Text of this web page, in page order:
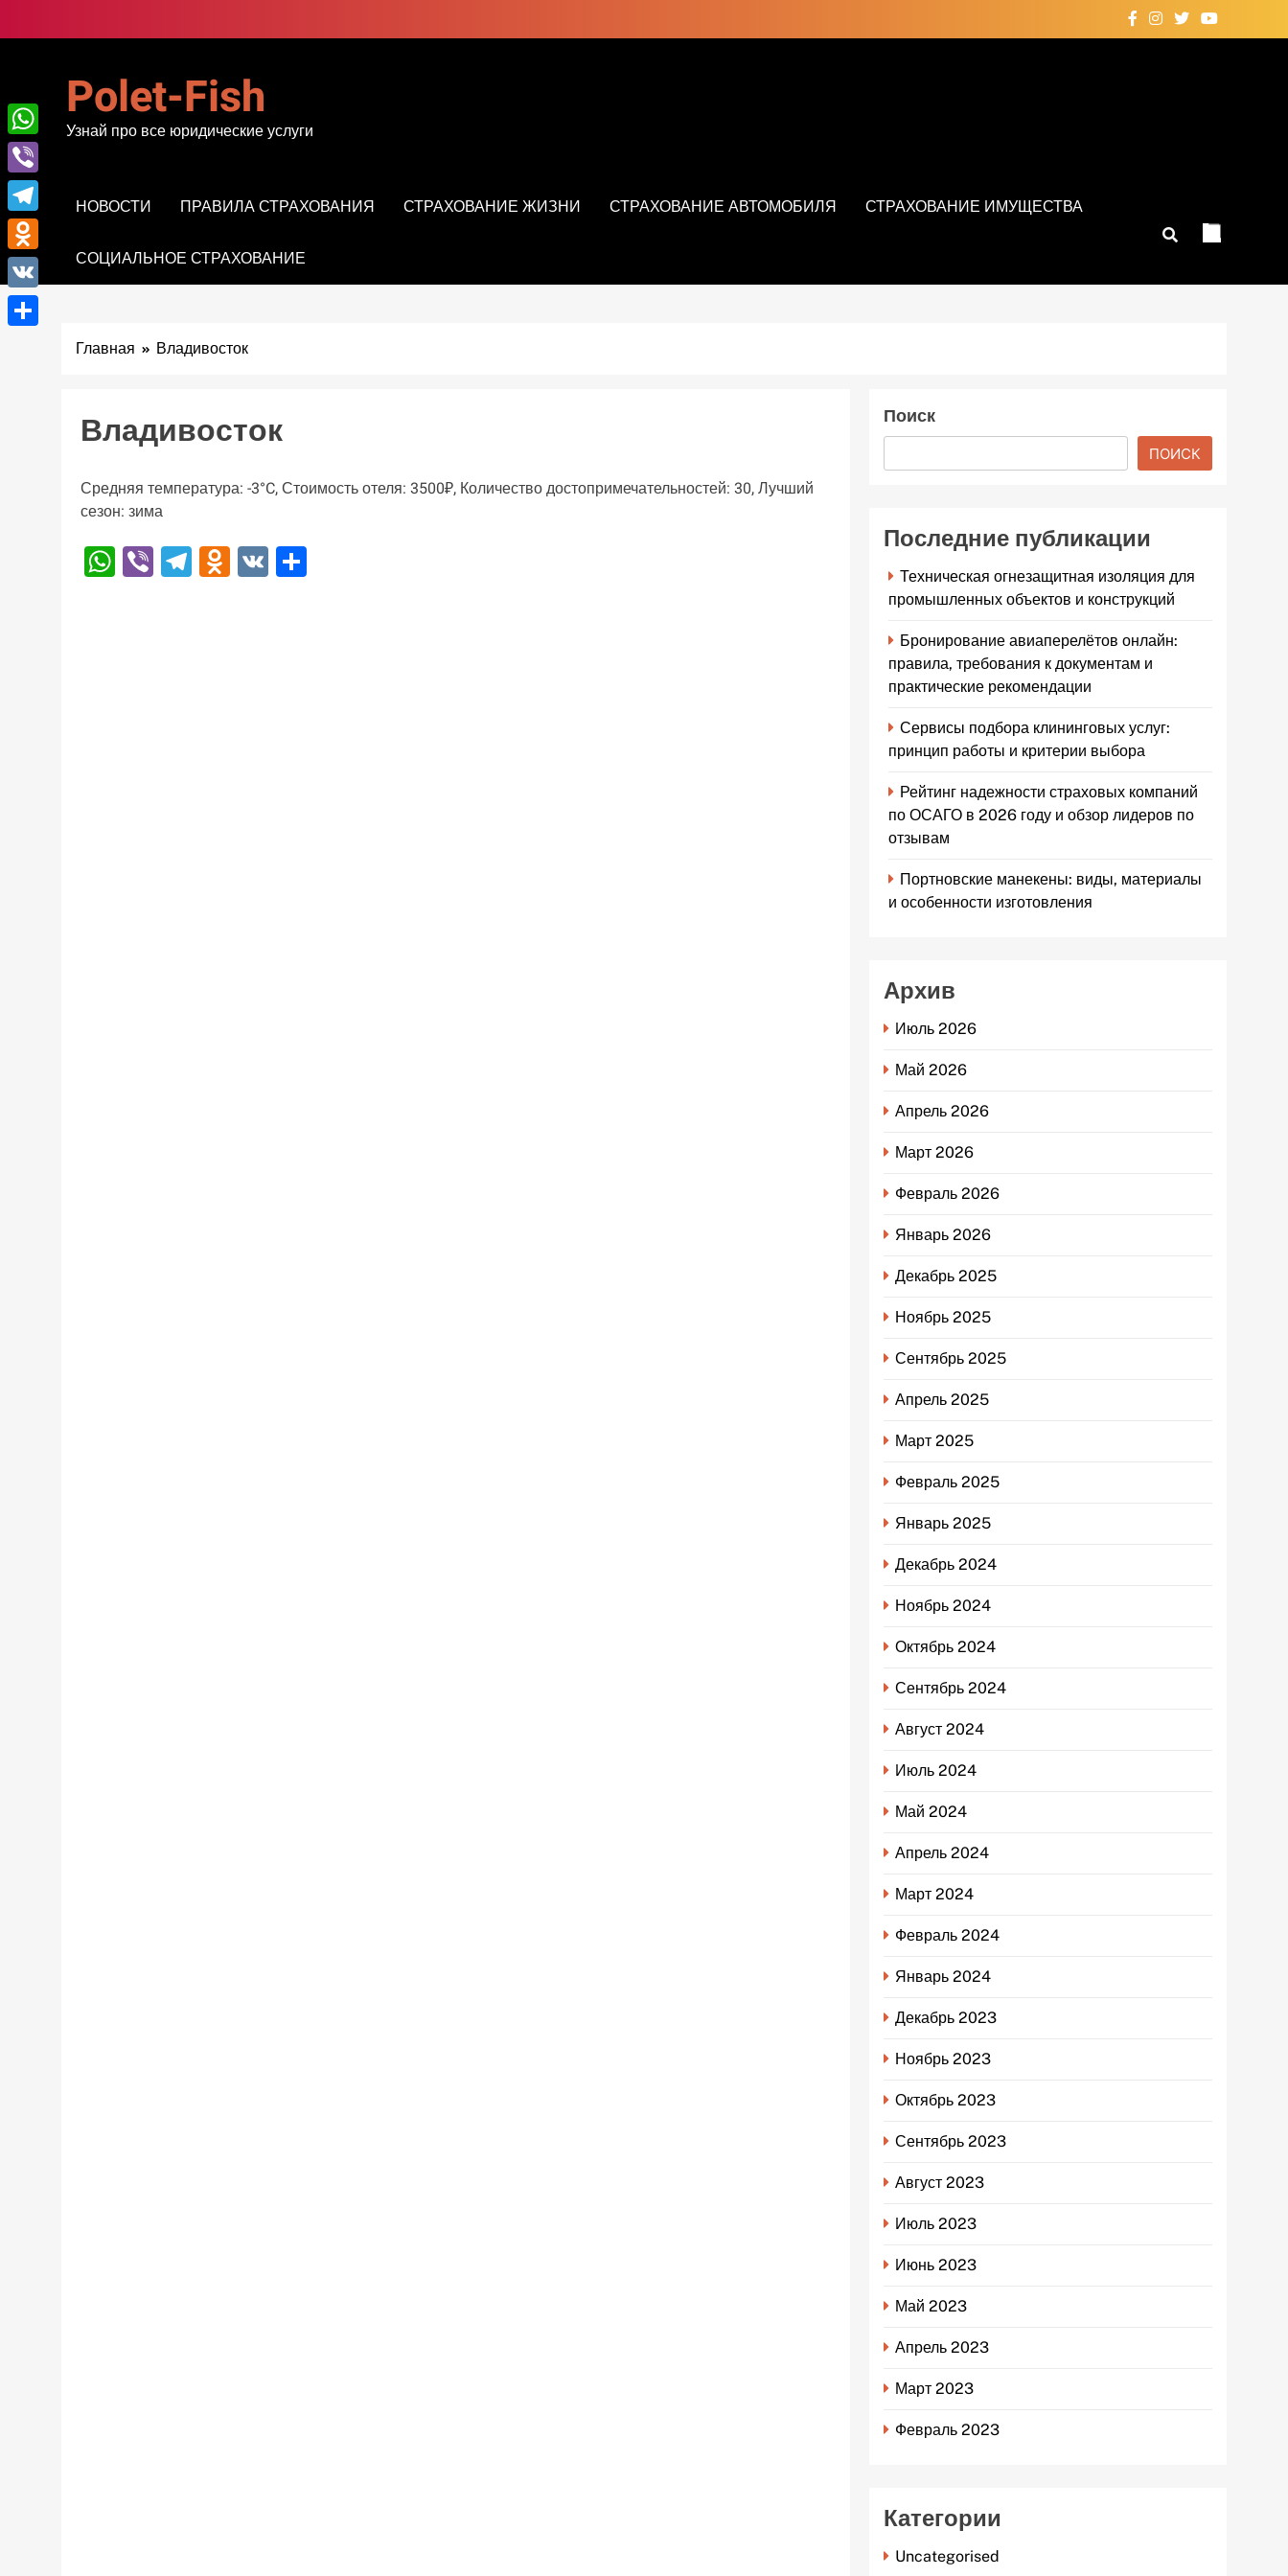
к
Polet-Fish
Узнай про все юридические услуги
НОВОСТИ ПРАВИЛА СТРАХОВАНИЯ СТРАХОВАНИЕ ЖИЗНИ СТРАХОВАНИЕ АВТОМОБИЛЯ СТРАХОВАНИЕ ИМУЩЕСТВА
СОЦИАЛЬНОЕ СТРАХОВАНИЕ
Главная Владивосток
Владивосток
Средняя температура: -3°C, Стоимость отеля: 3500₽, Количество достопримечательностей: 30, Лучший
сезон: зима
WhatsApp
ViberTelegram
Odnoklassniki
VK
Поиск
ПОИСК
Последние публикации
Техническая огнезащитная изоляция для
промышленных объектов и конструкций
Бронирование авиаперелётов онлайн:
правила, требования к документам и
практические рекомендации
Сервисы подбора клининговых услуг:
принцип работы и критерии выбора
Рейтинг надежности страховых компаний
по ОСАГО в 2026 году и обзор лидеров по
отзывам
Портновские манекены: виды, материалы
и особенности изготовления
Архив
Июль 2026
Май 2026
Апрель 2026
Март 2026
Февраль 2026
Январь 2026
Декабрь 2025
Ноябрь 2025
Сентябрь 2025
Апрель 2025
Март 2025
Февраль 2025
Январь 2025
Декабрь 2024
Ноябрь 2024
Октябрь 2024
Сентябрь 2024
Август 2024
Июль 2024
Май 2024
Апрель 2024
Март 2024
Февраль 2024
Январь 2024
Декабрь 2023
Ноябрь 2023
Октябрь 2023
Сентябрь 2023
Август 2023
Июль 2023
Июнь 2023
Май 2023
Апрель 2023
Март 2023
Февраль 2023
Категории
Uncategorised
WhatsApp
Viber
Telegram
Odnoklassniki
VK
Отправить